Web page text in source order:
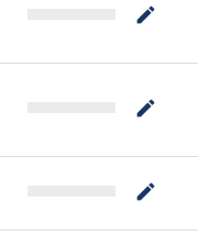
mode_edit
mode_edit
mode_edit